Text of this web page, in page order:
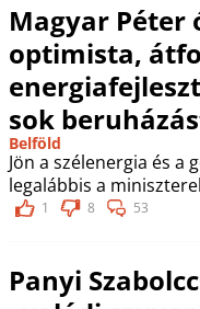
Magyar Péter
optimista,
sok
Belföld
Jön a szélenergia és a
legalábbis a
1 8 53
Panyi